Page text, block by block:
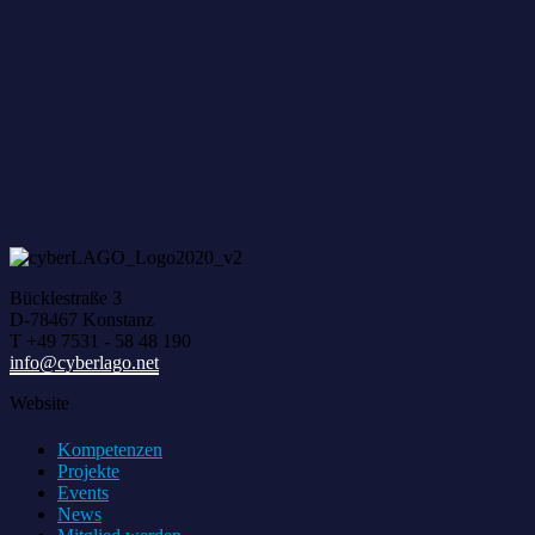
Bücklestraße 3
D-78467 Konstanz
T +49 7531 - 58 48 190
info@cyberlago.net
Website
Kompetenzen
Projekte
Events
News